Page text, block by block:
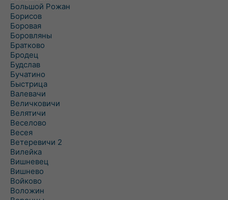
Большой Рожан
Борисов
Боровая
Боровляны
Братково
Бродец
Будслав
Бучатино
Быстрица
Валевачи
Величковичи
Велятичи
Веселово
Весея
Ветеревичи 2
Вилейка
Вишневец
Вишнево
Войково
Воложин